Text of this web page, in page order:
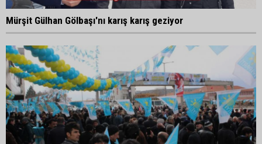
Mürşit Gülhan Gölbaşı'nı karış karış geziyor